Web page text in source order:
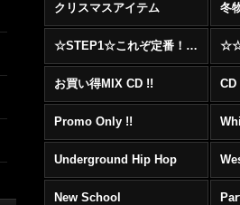
クリスマスアイテム 冬
☆STEP1☆これぞ定番！！まずはここから！2000年代R&BフロアヒットBest 100 !!!
お買い得MIX CD !!
Promo Only !!
Underground Hip Hop
New School